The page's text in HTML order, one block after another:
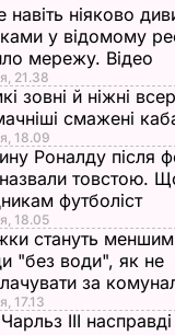
навіть ніяково
у відомому
мережу. Відео
21.38
зовні й ніжні
смажені
18.09
Роналду після
назвали товстою.
футболіст
18.05
стануть
"без води", як не
за
17.13
III насправді